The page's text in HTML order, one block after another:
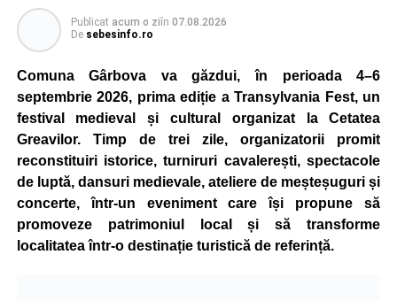
Publicat acum o ziîn 07.08.2026
De sebesinfo.ro
Comuna Gârbova va găzdui, în perioada 4–6
septembrie 2026, prima ediție a Transylvania Fest, un
festival medieval și cultural organizat la Cetatea
Greavilor. Timp de trei zile, organizatorii promit
reconstituiri istorice, turniruri cavalerești, spectacole
de luptă, dansuri medievale, ateliere de meșteșuguri și
concerte, într-un eveniment care își propune să
promoveze patrimoniul local și să transforme
localitatea într-o destinație turistică de referință.